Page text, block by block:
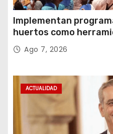
Implementan
huertos como
recuperación y la
Ago 7, 2026
ACTUALIDAD